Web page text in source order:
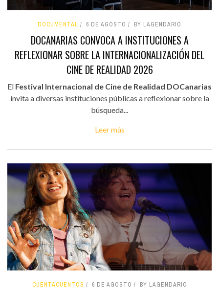
DOCUMENTAL 6 DE AGOSTO BY LAGENDARIO
DOCANARIAS CONVOCA A INSTITUCIONES A
REFLEXIONAR SOBRE LA INTERNACIONALIZACIÓN DEL
CINE DE REALIDAD 2026
El Festival Internacional de Cine de Realidad DOCanarias
invita a diversas instituciones públicas a reflexionar sobre la
búsqueda...
Leer más
CUENTACUENTOS 6 DE AGOSTO BY LAGENDARIO